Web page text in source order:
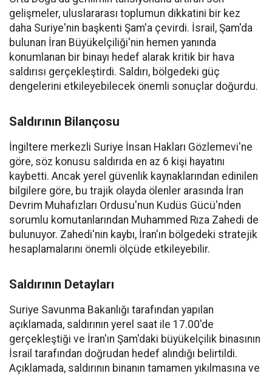
gelişmeler, uluslararası toplumun dikkatini bir kez
daha Suriye'nin başkenti Şam'a çevirdi. İsrail, Şam'da
bulunan İran Büyükelçiliği'nin hemen yanında
konumlanan bir binayı hedef alarak kritik bir hava
saldırısı gerçekleştirdi. Saldırı, bölgedeki güç
dengelerini etkileyebilecek önemli sonuçlar doğurdu.
Saldırının Bilançosu
İngiltere merkezli Suriye İnsan Hakları Gözlemevi'ne
göre, söz konusu saldırıda en az 6 kişi hayatını
kaybetti. Ancak yerel güvenlik kaynaklarından edinilen
bilgilere göre, bu trajik olayda ölenler arasında İran
Devrim Muhafızları Ordusu'nun Kudüs Gücü'nden
sorumlu komutanlarından Muhammed Rıza Zahedi de
bulunuyor. Zahedi'nin kaybı, İran'ın bölgedeki stratejik
hesaplamalarını önemli ölçüde etkileyebilir.
Saldırının Detayları
Suriye Savunma Bakanlığı tarafından yapılan
açıklamada, saldırının yerel saat ile 17.00'de
gerçekleştiği ve İran'ın Şam'daki büyükelçilik binasının
İsrail tarafından doğrudan hedef alındığı belirtildi.
Açıklamada, saldırının binanın tamamen yıkılmasına ve